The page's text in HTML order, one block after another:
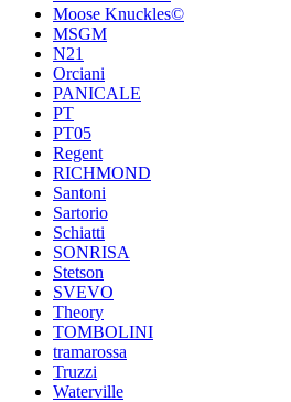
Moose Knuckles©️
MSGM
N21
Orciani
PANICALE
PT
PT05
Regent
RICHMOND
Santoni
Sartorio
Schiatti
SONRISA
Stetson
SVEVO
Theory
TOMBOLINI
tramarossa
Truzzi
Waterville